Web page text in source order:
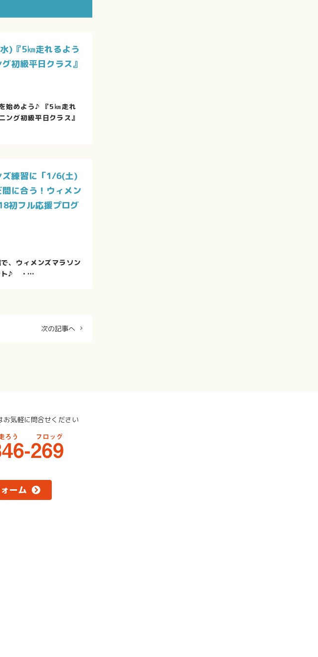
)『5㎞走れるよう
初級平日クラス』
始めよう♪ 『5㎞走れ
ング初級平日クラス』
ズ練習に「1/6(土)
に合う！ウィメン
初フル応援プログ
、ウィメンズマラソン
ト♪ ・…
次の記事へ
お気軽に問合せください
ーム